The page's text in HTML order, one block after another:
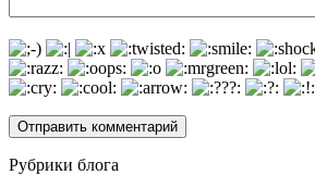
Рубрики блога